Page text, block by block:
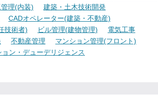
理(内装)
建築・土木技術開発
CADオペレーター(建築・不動産)
技術者) ビル管理(建物管理)
電気工事
不動産管理
マンション管理(フロント)
ョン・デューデリジェンス